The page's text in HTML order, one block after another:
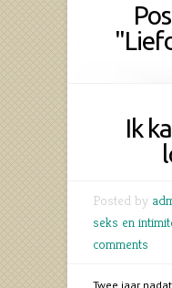
Ik
Posted by
seks en
comments
Twee jaar